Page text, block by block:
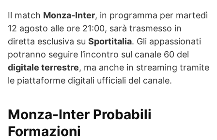
Il match Monza-Inter, in programma per martedì
12 agosto alle ore 21:00, sarà trasmesso in
diretta esclusiva su Sportitalia. Gli appassionati
potranno seguire l’incontro sul canale 60 del
digitale terrestre, ma anche in streaming tramite
le piattaforme digitali ufficiali del canale.
Monza-Inter Probabili
Formazioni